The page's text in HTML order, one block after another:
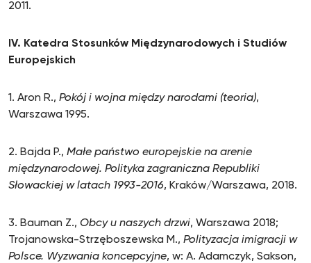
2011.
IV. Katedra Stosunków Międzynarodowych i Studiów
Europejskich
1. Aron R., Pokój i wojna między narodami (teoria),
Warszawa 1995.
2. Bajda P., Małe państwo europejskie na arenie
międzynarodowej. Polityka zagraniczna Republiki
Słowackiej w latach 1993-2016, Kraków/Warszawa, 2018.
3. Bauman Z., Obcy u naszych drzwi, Warszawa 2018;
Trojanowska-Strzęboszewska M., Polityzacja imigracji w
Polsce. Wyzwania koncepcyjne, w: A. Adamczyk, Sakson,